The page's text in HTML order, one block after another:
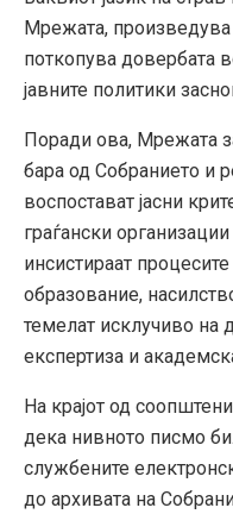
Мрежата, произведува
поткопува довербата
јавните политики
Поради ова, Мрежата
бара од Собранието и
воспостават јасни
граѓански
инсистираат
образование,
темелат исклучиво на
експертиза и
На крајот од
дека нивното писмо
службените
до архивата на